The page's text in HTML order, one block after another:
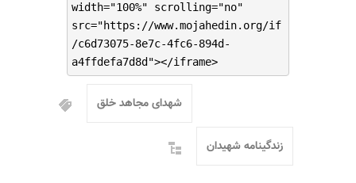
width="100%" scrolling="no"
src="https://www.mojahedin.org/if
/c6d73075-8e7c-4fc6-894d-
a4ffdefa7d8d"></iframe>
شهدای مجاهد خلق
زندگینامه شهیدان